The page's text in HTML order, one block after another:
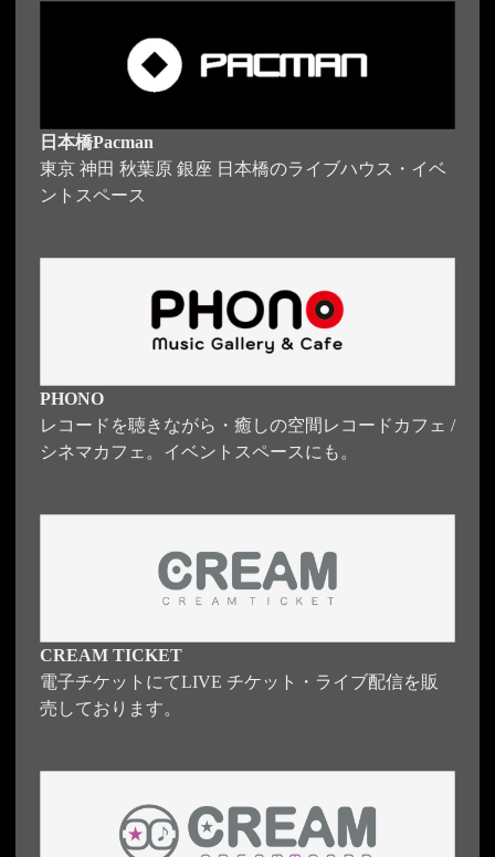
日本橋Pacman
東京 神田 秋葉原 銀座 日本橋のライブハウス・イベ
ントスペース
PHONO
レコードを聴きながら・癒しの空間レコードカフェ /
シネマカフェ。イベントスペースにも。
CREAM TICKET
電子チケットにてLIVE チケット・ライブ配信を販
売しております。